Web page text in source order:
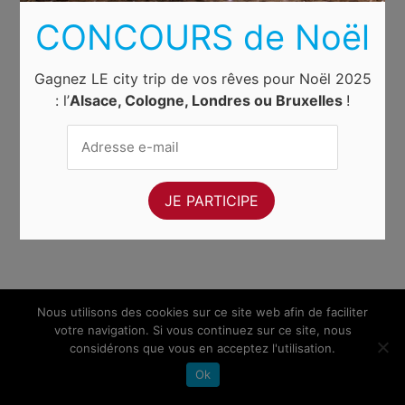
Nous utilisons des cookies sur ce site web afin de faciliter
votre navigation. Si vous continuez sur ce site, nous
considérons que vous en acceptez l'utilisation.
Ok
CONCOURS de Noël
Gagnez LE city trip de vos rêves pour Noël 2025
: l’Alsace, Cologne, Londres ou Bruxelles !